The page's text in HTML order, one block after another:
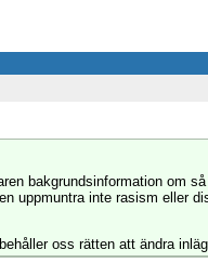
bakgrundsinformation om
uppmuntra inte rasism eller
oss rätten att ändra